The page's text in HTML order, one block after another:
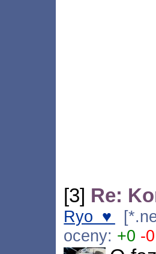
[3] Re:
Ryo ♥
oceny: +0 -0